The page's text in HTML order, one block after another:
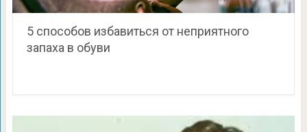
5 способов избавиться от неприятного
запаха в обуви